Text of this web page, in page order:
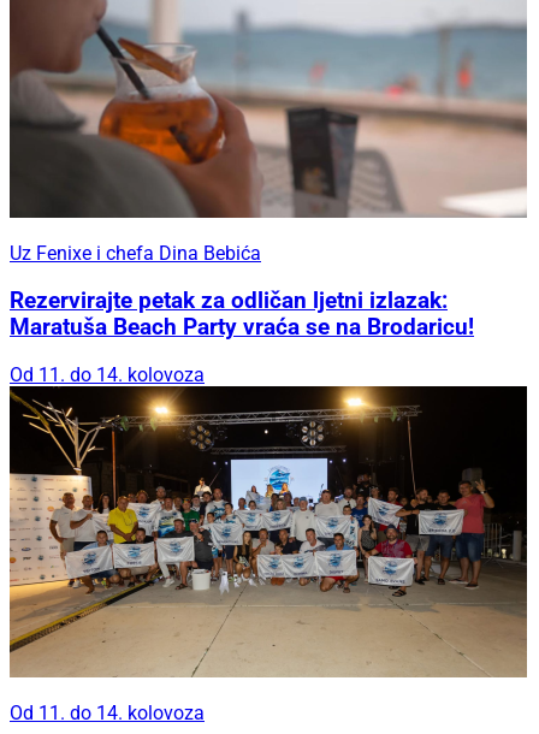
Uz Fenixe i chefa Dina Bebića
Rezervirajte petak za odličan ljetni izlazak:
Maratuša Beach Party vraća se na Brodaricu!
Od 11. do 14. kolovoza
Od 11. do 14. kolovoza